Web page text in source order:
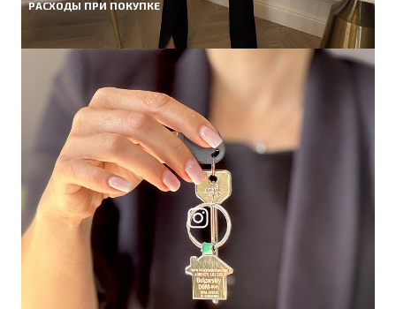
РАСХОДЫ ПРИ ПОКУПКЕ